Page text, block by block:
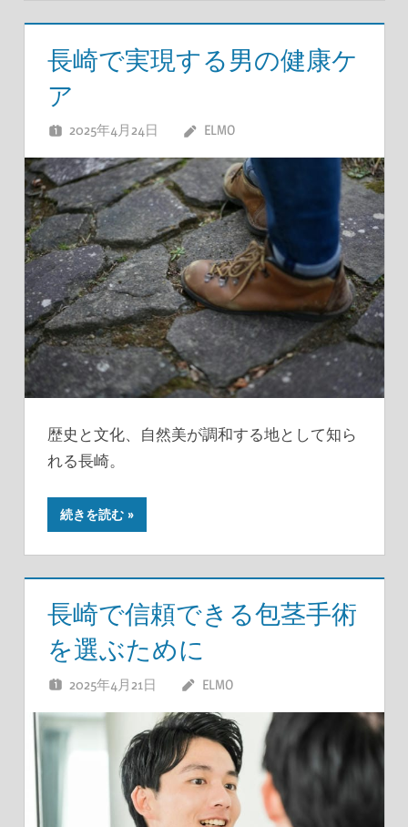
長崎で実現する男の健康ケ
ア
2025年4月24日 ELMO
歴史と文化、自然美が調和する地として知ら
れる長崎。
続きを読む
長崎で信頼できる包茎手術
を選ぶために
2025年4月21日 ELMO